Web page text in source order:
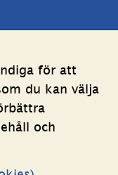
för att
du kan välja
och